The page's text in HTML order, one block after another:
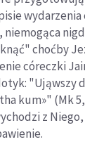
niemogąca
choćby
córeczki
"Ująwszy
kum»" (Mk
z